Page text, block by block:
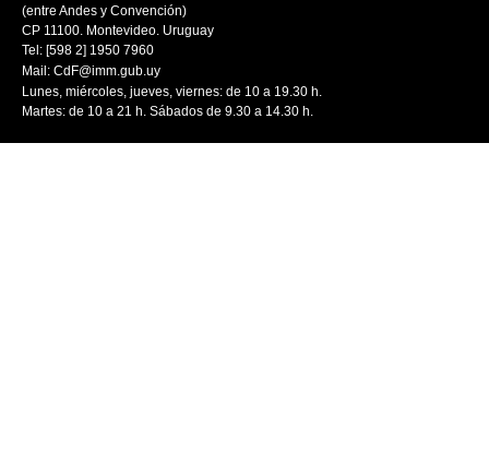
(entre Andes y Convención)
CP 11100. Montevideo. Uruguay
Tel: [598 2] 1950 7960
Mail: CdF@imm.gub.uy
Lunes, miércoles, jueves, viernes: de 10 a 19.30 h.
Martes: de 10 a 21 h. Sábados de 9.30 a 14.30 h.